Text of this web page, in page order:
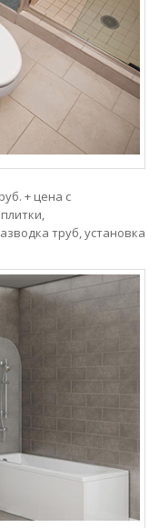
+ цена с
труб, установка